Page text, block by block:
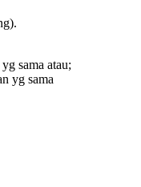
sama atau;
yg sama